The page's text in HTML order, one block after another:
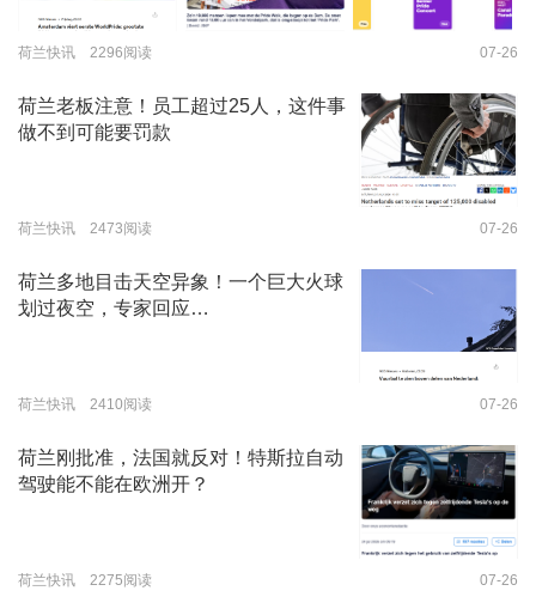
荷兰快讯 2296阅读 07-26
荷兰老板注意！员工超过25人，这件事
做不到可能要罚款
荷兰快讯 2473阅读 07-26
荷兰多地目击天空异象！一个巨大火球
划过夜空，专家回应…
荷兰快讯 2410阅读 07-26
荷兰刚批准，法国就反对！特斯拉自动
驾驶能不能在欧洲开？
荷兰快讯 2275阅读 07-26